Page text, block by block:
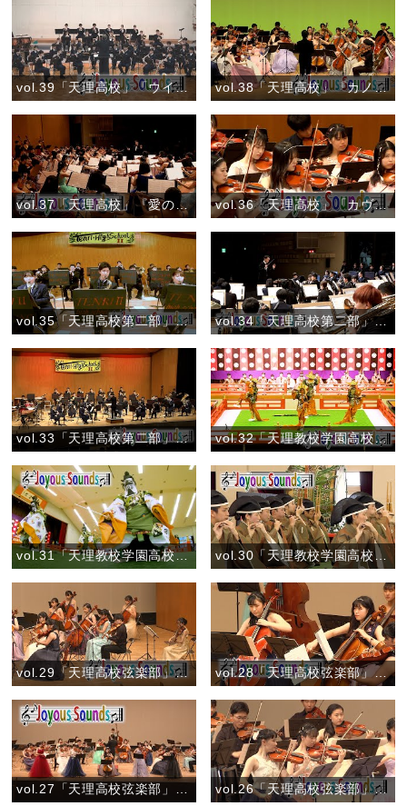
vol.39「天理高校」「ウインドオーケストラのためのマインドスケープ」 vol.38「天理高校」『カノン』
vol.37「天理高校」『愛の挨拶』 vol.36「天理高校」「カヴァレリア ルスティカーナ より『間奏曲』」
vol.35「天理高校第二部」『風になりたい』 vol.34「天理高校第二部」『宝島』
vol.33「天理高校第二部」『ルパン三世のテーマ（ロックバージョン）』 vol.32「天理教校学園高校」舞楽「太平楽(たいへいらく)」
vol.31「天理教校学園高校」舞楽「蘇利古(そりこ)」 vol.30「天理教校学園高校」管絃『蘇莫者破』
vol.29「天理高校弦楽部」『弦楽のためのトリプティーク』 vol.28「天理高校弦楽部」『花のワルツ（弦楽合奏版）』
vol.27「天理高校弦楽部」『「調和の霊感」より4つのヴァイオリンとチェロのための協奏曲 ロ短調 第1楽章 作品3-10』 vol.26「天理高校弦楽部」『弦楽四重奏曲 第4番 第1楽章より』